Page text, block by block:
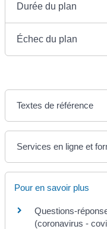
Durée du plan
Échec du plan
Textes de référence
Services en ligne et
Pour en savoir plus
Questions-
(coronavirus -